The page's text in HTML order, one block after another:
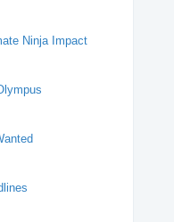
Ninja Impact